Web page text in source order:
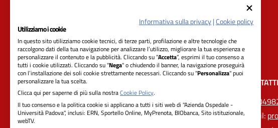
RIFERIMENTI
Azienda Ospedale-Università Padova
Sede Legale:
CONTATTI
Email:
Informativa sulla privacy|Cookie policy
Utilizziamo i cookie
In questo sito utilizziamo cookie tecnici, di terze parti, profilazione e altre tecnologie che
raccolgono dati della tua navigazione per analizzare l’utilizzo, migliorare la tua esperienza e
personalizzare il contenuto e la pubblicità. Cliccando su “Accetta”, esprimi il tuo consenso a
tutti i cookie utilizzati. Cliccando su "Nega" o chiudendo il banner, la navigazione proseguirà
con l’installazione dei soli cookie strettamente necessari. Cliccando su "Personalizza" puoi
personalizzare la tua scelta.
Clicca qui per saperne di più sulla nostraCookie Policy.
Il tuo consenso e la politica cookie si applicano a tutti i siti web di "Azienda Ospedale -
Università Padova", inclusi: ERN, Sportello Online, MyPrenota, BIObanca, Sito istituzionale,
webTV.